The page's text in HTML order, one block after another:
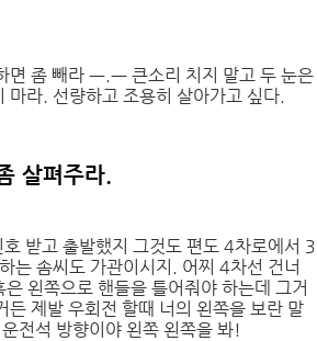
좀 빼라 ㅡ.ㅡ 큰소리 치지 말고 두 눈은
마라. 선량하고 조용히 살아가고 싶다.
살펴주라.
받고 출발했지 그것도 편도 4차로에서 3
는 솜씨도 가관이시지. 어찌 4차선 건너
왼쪽으로 핸들을 틀어줘야 하는데 그거
제발 우회전 할때 너의 왼쪽을 보란 말
전석 방향이야 왼쪽 왼쪽을 봐!